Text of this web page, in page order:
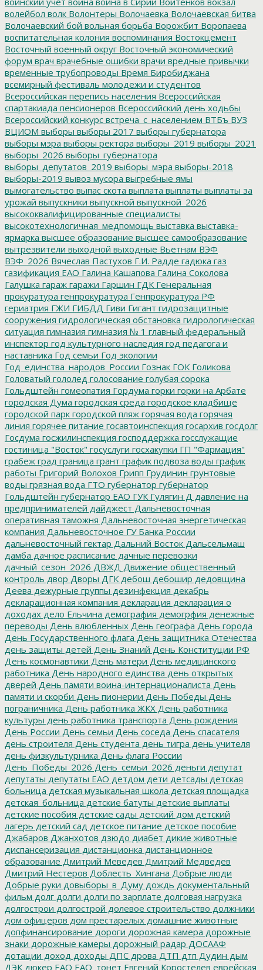
волейбол волк Волонтеры Волочаевка Волочаевская битва
Волочаевский бой вольная борьба Ворожбит Воропаева
воспитательная колония воспоминания Востокцемент
Восточный военный округ Восточный экономический
форум врач врачебные ошибки врачи вредные привычки
временные трубопроводы Время Биробиджана
всемирный фестиваль молодежи и студентов
Всероссийская перепись населения Всероссийская
спартакиада пенсионеров Всероссийский день ходьбы
Всероссийский конкурс встреча_с_населением ВТБъ ВУЗ
ВЦИОМ выборы выборы 2017 выборы губернатора
выборы мэра выборы ректора выборы_2019 выборы_2021
выборы_2026 выборы_губернатора
выборы_депутатов_2019 выборы_мэра выборы-2018
выборы-2019 вывоз мусора выгребные ямы
вымогательство выпас скота выплата выплаты выплаты за
урожай выпускники выпускной выпускной_2026
высококвалифицированные специалисты
высокотехнологичная_медпомощь выставка выставка-
ярмарка высшее образование высшее самообразование
вытрезвители выходной выходные Вьетнам ВЭФ
ВЭФ_2026 Вячеслав Пастухов Г.И. Радде гадюка газ
газификация ЕАО Галина Кашапова Галина Соколова
Галушка гараж гаражи Гаршин ГДКГенеральная
прокуратура генпрокуратура Генпрокуратура РФ
гериатрия ГЖИ ГИБДД Гиви Гигант гидрозащитные
сооружения гидрологическая обстановка гидрологическая
ситуация гимназия гимназия № 1 главный федеральный
инспектор год культурного наследия год педагога и
наставника Год семьи Год экологии
Год_единства_народов_России Гознак ГОКГоликова
Головатый гололед голосование голубая сорока
Гольдштейн гомеопатия Гордума горки горки на Арбате
городская Дума городская среда городское кладбище
городской парк городской пляж горячая вода горячая
линия горячее питание госавтоинспекция госархив госдолг
Госдума госжилинспекция господдержка госслужащие
гостиница "Восток" госуслуги госхакупки ГП "Фармация"
грабеж град граница грант график подвоза воды график
работы Григорий Волохов Грипп Грудинин грунтовые
воды грязная вода ГТО губернатор губернатор
Гольдштейн губернатор ЕАО ГУКГулягин Д давление на
предпринимателей дайджест Дальневосточная
оперативная таможня Дальневосточная энергетическая
компания Дальневосточное ГУ Банка России
дальневосточный гектар Дальний Восток Дальсельмаш
дамба дачное расписание дачные перевозки
дачный_сезон_2026 ДВЖД Движение общественный
контроль двор Дворы ДГКдебош дебошир дедовщина
Деева дежурные группы дезинфекция декабрь
декларационная компания декларация декларация о
доходах дело Ельчина демография демогрфия денежные
переводы День влюбленных День географа День города
День Государственного флага День защитника Отечества
день защиты детей День Знаний День Конституции РФ
День космонавтики День матери День медицинского
работника День народного единства день открытых
дверей День памяти воина-интернационалиста День
памяти и скорби День пионерии День Победы День
пограничника День работника ЖКХ День работника
культуры день работника транспорта День рождения
День России День семьи День соседа День спасателя
день строителя День студента день тигра день учителя
день физкультурника День флага России
День_Победы_2026 День_семьи_2026 деньги депутат
депутаты депутаты ЕАО детдом дети детсады детская
больница детская музыкальная школа детская площадка
детская_больница детские батуты детские выплаты
детские пособия детские сады детский дом детский
лагерь детский сад детское питание детское пособие
Джабаров Джанхотов дзюдо диабет дикие животные
диспансеризация дистанционка дистанционное
образование Дмитрий Меведев Дмитрий Медведев
Дмитрий Нестеров Доблесть_Хингана Добрые люди
Добрые руки довыборы_в_Думу дождь документальный
фильм долг долги долги по зарплате долговая нагрузка
долгострои долгострой долевое строительство должники
дом офицеров дом престарелых домашние животные
допфинансирование дороги дорожная камера дорожные
знаки дорожные камеры дорожный радар ДОСААФ
дотации доход доходы ДПС дрова ДТП дтп Дудин дым
ДЭКдюкер ЕАО ЕАО_тонет Евгений Коростелев еврейская